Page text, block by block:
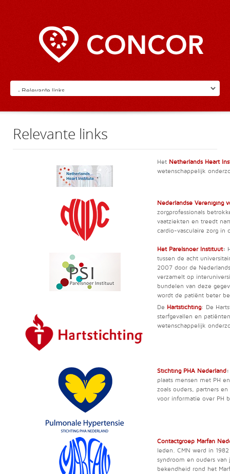
Relevante links
Het Netherlands Heart
wetenschappelijk
Nederlandse Vereniging
zorgprofessionals
vaatziekten en treedt
cardio-vasculaire zorg in
Het Parelsnoer Instituut:
tussen de acht
2007 door de
verzamelt op
bundelen van deze
wordt de patiënt beter
De Hartstichting: De
sterfgevallen en
wetenschappelijk
Stichting PHA Nederland:
plaats mensen met PH
zoals ouders, partners
voor informatie over PH
Contactgroep Marfan
leden. CMN werd in
syndroom en ouders van
bekendheid rond het